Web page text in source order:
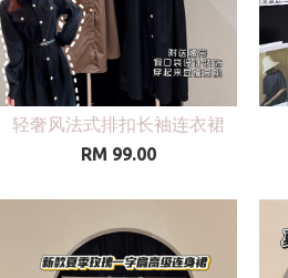
轻奢风法式排扣长袖连衣裙
RM 99.00